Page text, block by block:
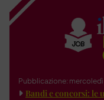
Pubblicazione:
Bandi e concorsi: le